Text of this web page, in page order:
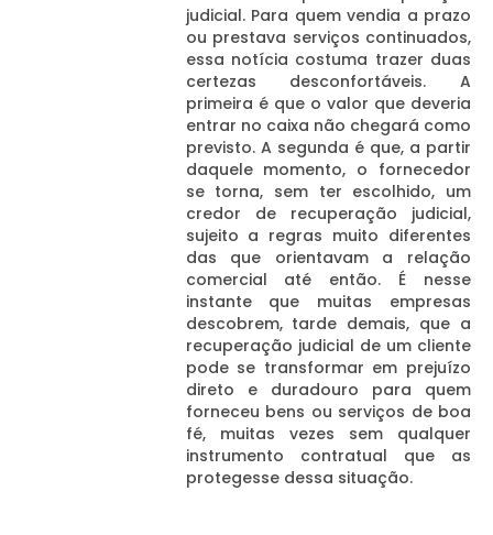
judicial. Para quem vendia a prazo
ou prestava serviços continuados,
essa notícia costuma trazer duas
certezas desconfortáveis. A
primeira é que o valor que deveria
entrar no caixa não chegará como
previsto. A segunda é que, a partir
daquele momento, o fornecedor
se torna, sem ter escolhido, um
credor de recuperação judicial,
sujeito a regras muito diferentes
das que orientavam a relação
comercial até então. É nesse
instante que muitas empresas
descobrem, tarde demais, que a
recuperação judicial de um cliente
pode se transformar em prejuízo
direto e duradouro para quem
forneceu bens ou serviços de boa
fé, muitas vezes sem qualquer
instrumento contratual que as
protegesse dessa situação.